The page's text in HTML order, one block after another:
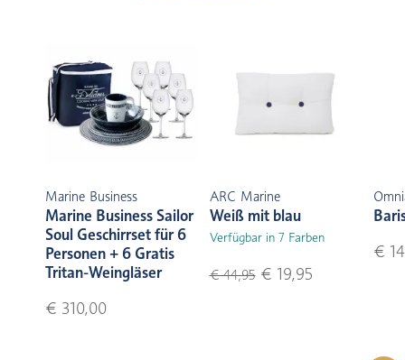
Marine Business
Marine Business Sailor
Soul Geschirrset für 6
Personen + 6 Gratis
Tritan-Weingläser
€ 310,00
ARC Marine
Weiß mit blau
Verfügbar in 7 Farben
€ 44,95€ 19,95
€